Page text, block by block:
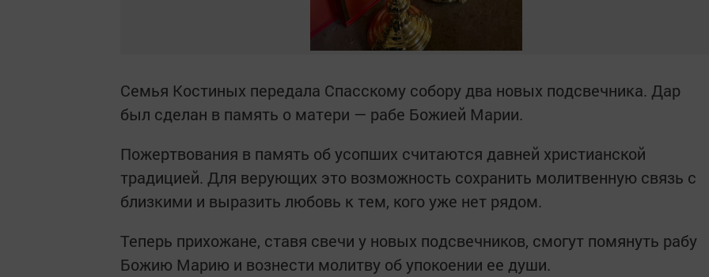
Семья Костиных передала Спасскому собору два новых подсвечника. Дар
был сделан в память о матери — рабе Божией Марии.
Пожертвования в память об усопших считаются давней христианской
традицией. Для верующих это возможность сохранить молитвенную связь с
близкими и выразить любовь к тем, кого уже нет рядом.
Теперь прихожане, ставя свечи у новых подсвечников, смогут помянуть рабу
Божию Марию и вознести молитву об упокоении ее души.